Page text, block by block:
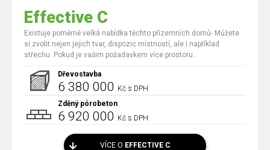
Effective C
Existuje poměrně velká nabídka těchto přízemních domů- Můžete
si zvolit nejen jejich tvar, dispozic místností, ale i například
střechu. Pokud je vašim požadavkem více prostoru..
Dřevostavba
6 380 000 Kč s DPH
Zděný pórobeton
6 920 000 Kč s DPH
VÍCE O EFFECTIVE C